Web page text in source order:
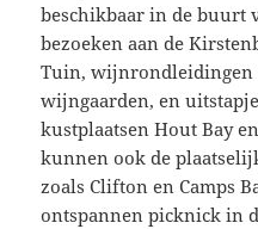
beschikbaar in de buurt
bezoeken aan de
Tuin, wijnrondleidingen
wijngaarden, en
kustplaatsen Hout Bay
kunnen ook de
zoals Clifton en Camps
ontspannen picknick in